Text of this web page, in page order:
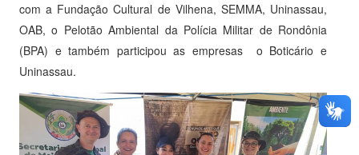
com a Fundação Cultural de Vilhena, SEMMA, Uninassau,
OAB, o Pelotão Ambiental da Polícia Militar de Rondônia
(BPA) e também participou as empresas o Boticário e
Uninassau.